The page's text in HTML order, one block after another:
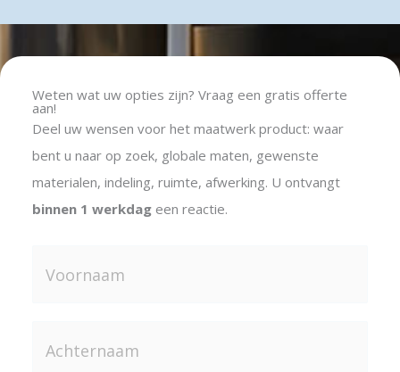
Weten wat uw opties zijn? Vraag een gratis offerte
aan!
Deel uw wensen voor het maatwerk product: waar
bent u naar op zoek, globale maten, gewenste
materialen, indeling, ruimte, afwerking. U ontvangt
binnen 1 werkdag een reactie.